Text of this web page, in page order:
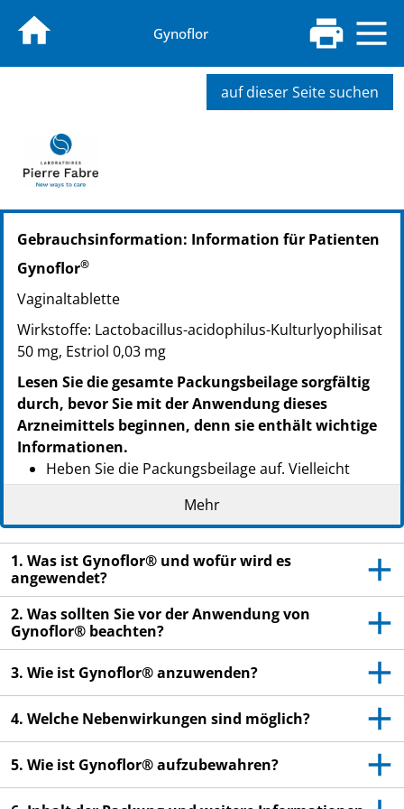
Gynoflor
auf dieser Seite suchen
PZN: 03486919
PPN: 110348691963
PZN: 03628839
PZN: 12506199
PPN: 111250619920
Gebrauchsinformation: Information für Patienten
Gynoflor®
Vaginaltablette
Wirkstoffe: Lactobacillus-acidophilus-Kulturlyophilisat
50 mg, Estriol 0,03 mg
Lesen Sie die gesamte Packungsbeilage sorgfältig
durch, bevor Sie mit der Anwendung dieses
Arzneimittels beginnen, denn sie enthält wichtige
Informationen.
Heben Sie die Packungsbeilage auf. Vielleicht
möchten Sie diese später nochmals lesen.
Wenn Sie weitere Fragen haben, wenden Sie sich
an Ihren Arzt oder Apotheker.
Dieses Arzneimittel wurde Ihnen persönlich
verschrieben. Geben Sie es nicht an Dritte weiter.
Es kann anderen Menschen schaden, auch wenn
diese die gleichen Beschwerden haben wie Sie.
Wenn Sie Nebenwirkungen bemerken, wenden Sie
sich an Ihren Arzt oder Apotheker. Dies gilt auch
für Nebenwirkungen, die nicht in dieser
Packungsbeilage angegeben sind. Siehe Abschnitt
Mehr
1. Was ist Gynoflor® und wofür wird es
angewendet?
2. Was sollten Sie vor der Anwendung von
Gynoflor® beachten?
3. Wie ist Gynoflor® anzuwenden?
4. Welche Nebenwirkungen sind möglich?
5. Wie ist Gynoflor® aufzubewahren?